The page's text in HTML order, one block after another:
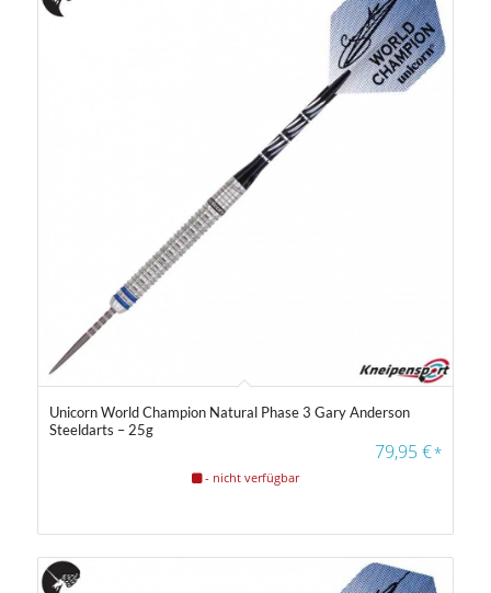
Unicorn World Champion Natural Phase 3 Gary Anderson
Steeldarts – 25g
79,95€*
- nicht verfügbar